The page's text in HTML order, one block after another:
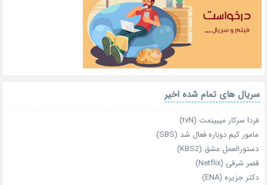
سریال های تمام شده اخیر
فردا سرکار میبینمت (tvN)
مامور کیم دوباره فعال شد (SBS)
دستورالعمل عشق (KBS2)
قصر شرقی (Netflix)
دکتر جزیره (ENA)